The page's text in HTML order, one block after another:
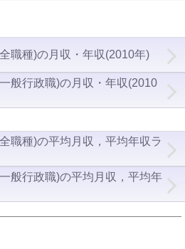
職種)の月収・年収(2010年)
般行政職)の月収・年収(2010
職種)の平均月収，平均年収ラ
般行政職)の平均月収，平均年